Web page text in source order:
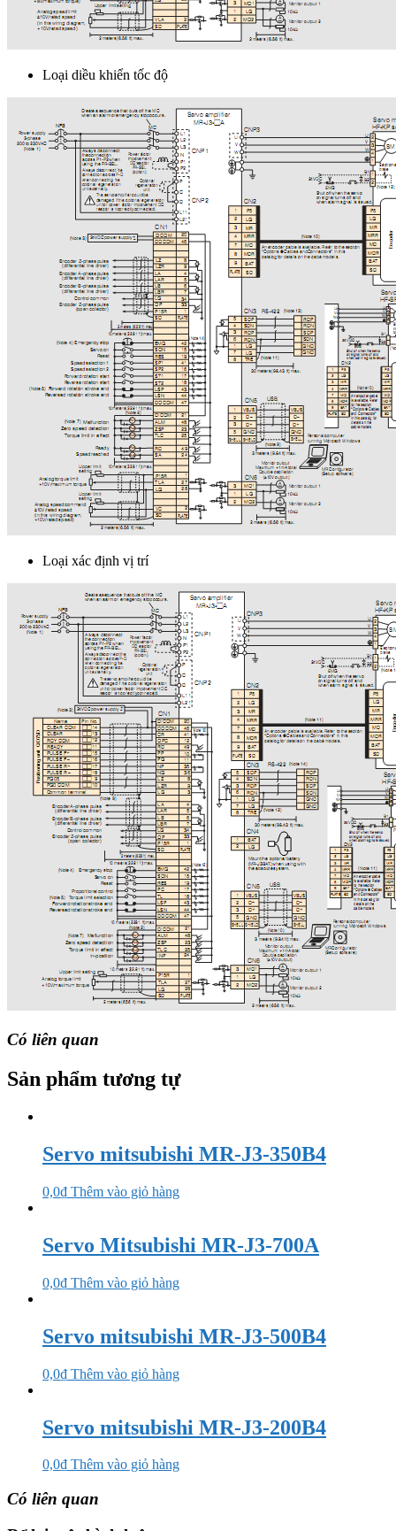
Loại diều khiển tốc độ
Loại xác định vị trí
Có liên quan
Sản phẩm tương tự
Servo mitsubishi MR-J3-350B4
0,0₫ Thêm vào giỏ hàng
Servo Mitsubishi MR-J3-700A
0,0₫ Thêm vào giỏ hàng
Servo mitsubishi MR-J3-500B4
0,0₫ Thêm vào giỏ hàng
Servo mitsubishi MR-J3-200B4
0,0₫ Thêm vào giỏ hàng
Có liên quan